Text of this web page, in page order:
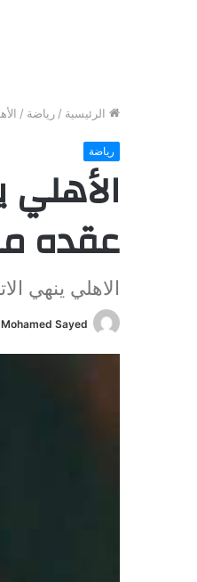
الرئيسية / رياضة /
رياضة
عقده
الاهلي ينهي
Mohamed Sayed